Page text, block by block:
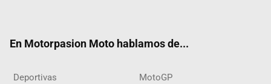
En Motorpasion Moto hablamos de...
Deportivas MotoGP